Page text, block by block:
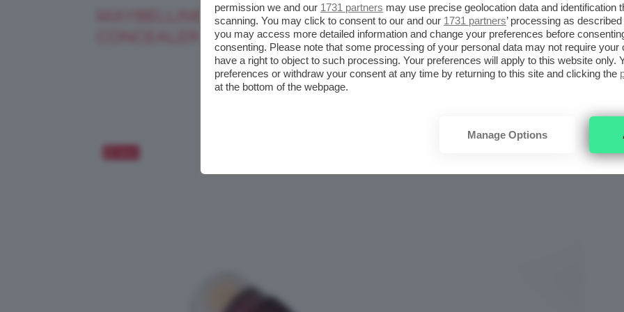
MAYBELLINE INSTANT ANTI-AGE COLOR CORRECTING
permission we and our 1731 partners may use precise geolocation data and identification
scanning. You may click to consent to our and our 1731 partners’ processing as
you may access more detailed information and change your preferences before
consenting. Please note that some processing of your personal data may not require your
have a right to object to such processing. Your preferences will apply to this website only.
preferences or withdraw your consent at any time by returning to this site and clicking the
at the bottom of the webpage.
Manage Options